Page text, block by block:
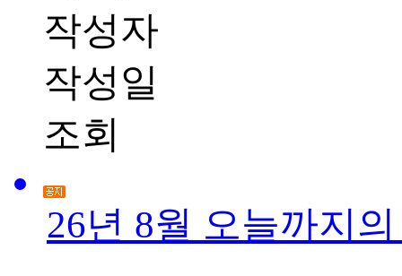
작성자
작성일
조회
26년 8월 오늘까지